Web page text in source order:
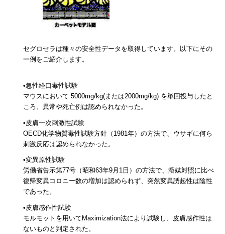
セグロセラは種々の安全性データを取得しています。以下にその
一例をご紹介します。
•急性経口毒性試験
マウスにおいて 5000mg/kg(または2000mg/kg) を単回投与したと
ころ、異常や死亡例は認められなかった。
•皮膚一次刺激性試験
OECD化学物質毒性試験方針（1981年）の方法で、ウサギに何ら
刺激反応は認められなかった。
•変異原性試験
労働省告示第77号（昭和63年9月1日）の方法で、溶媒対照に比べ
復帰変異コロニー数の増加は認められず、突然変異誘起性は陰性
であった。
•皮膚感作性試験
モルモットを用いてMaximization法により試験し、皮膚感作性は
ないものと判定された。